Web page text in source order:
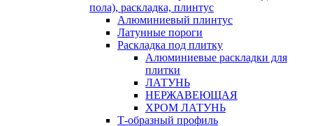
пола), раскладка, плинтус
Алюминиевый плинтус
Латунные пороги
Раскладка под плитку
Алюминиевые раскладки для
плитки
ЛАТУНЬ
НЕРЖАВЕЮЩАЯ
ХРОМ ЛАТУНЬ
Т-образный профиль